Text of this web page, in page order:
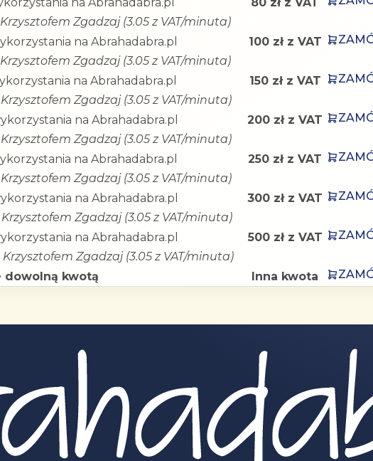
Zgadzaj (3.05 z VAT/minuta)
na Abrahadabra.pl
Zgadzaj (3.05 z VAT/minuta)
100 zł z VAT
na Abrahadabra.pl
Zgadzaj (3.05 z VAT/minuta)
150 zł z VAT
na Abrahadabra.pl
Zgadzaj (3.05 z VAT/minuta)
200 zł z VAT
na Abrahadabra.pl
Zgadzaj (3.05 z VAT/minuta)
250 zł z VAT
na Abrahadabra.pl
Zgadzaj (3.05 z VAT/minuta)
300 zł z VAT
na Abrahadabra.pl
Zgadzaj (3.05 z VAT/minuta)
500 zł z VAT
dowolną kwotą Inna kwota